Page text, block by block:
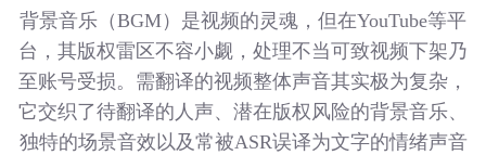
背景音乐（BGM）是视频的灵魂，但在YouTube等平
台，其版权雷区不容小觑，处理不当可致视频下架乃
至账号受损。需翻译的视频整体声音其实极为复杂，
它交织了待翻译的人声、潜在版权风险的背景音乐、
独特的场景音效以及常被ASR误译为文字的情绪声音